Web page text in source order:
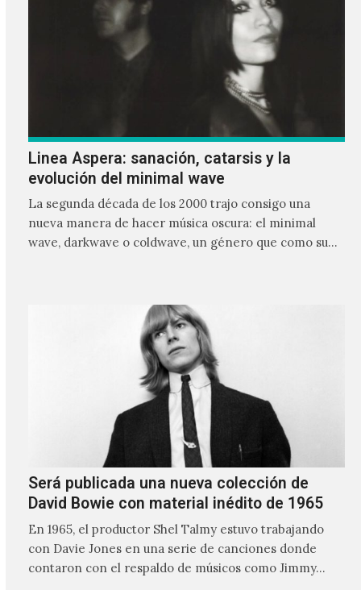
Linea Aspera: sanación, catarsis y la
evolución del minimal wave
La segunda década de los 2000 trajo consigo una
nueva manera de hacer música oscura: el minimal
wave, darkwave o coldwave, un género que como su
Será publicada una nueva colección de
David Bowie con material inédito de 1965
En 1965, el productor Shel Talmy estuvo trabajando
con Davie Jones en una serie de canciones donde
contaron con el respaldo de músicos como Jimmy…